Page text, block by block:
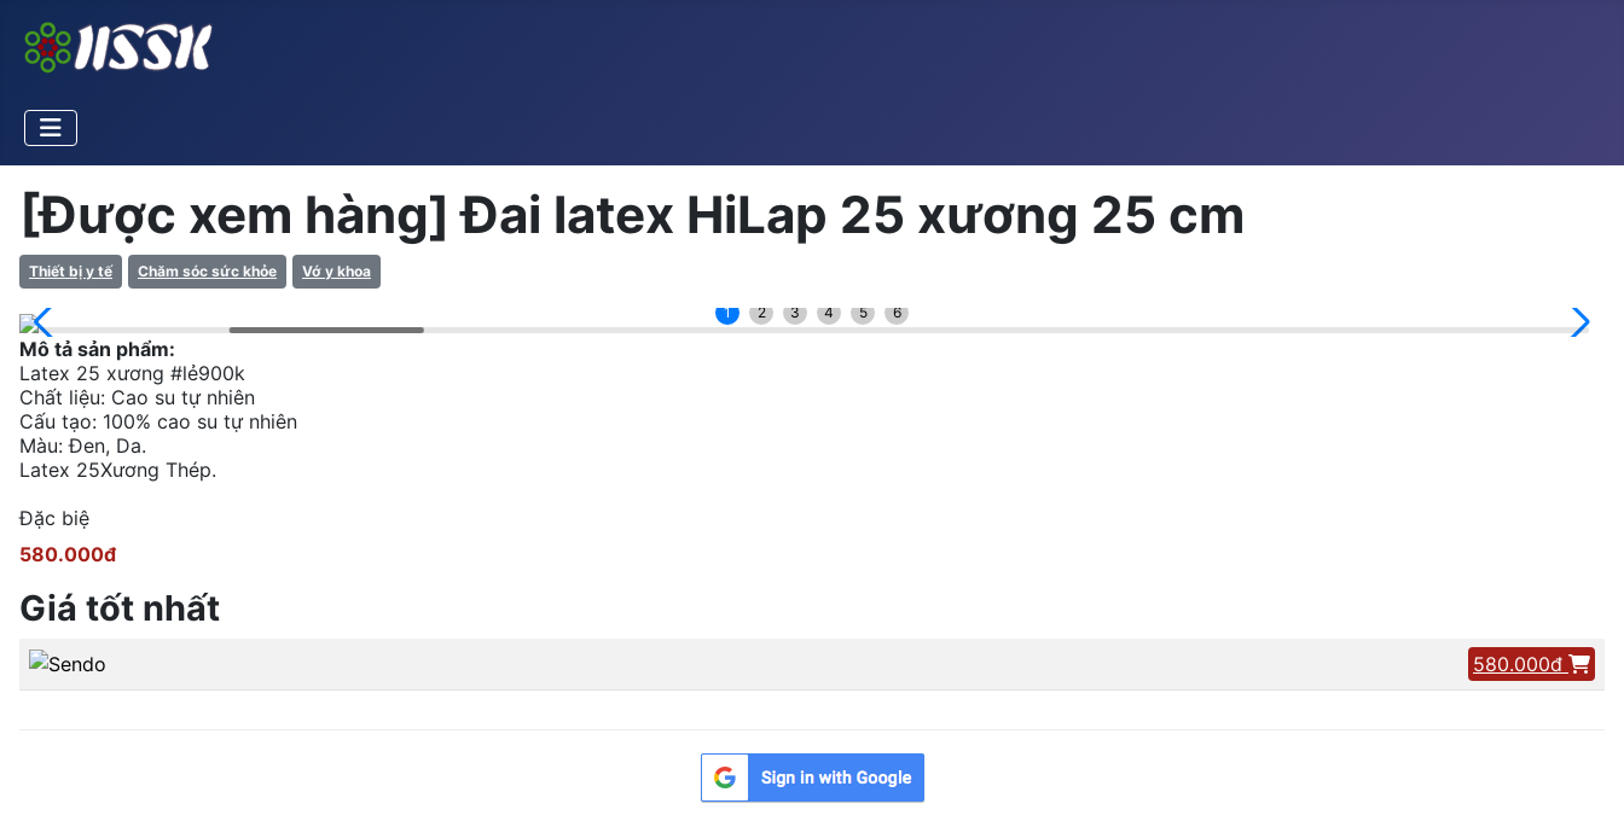
[Được xem hàng] Đai latex HiLap 25 xương 25 cm
Thiết bị y tế Chăm sóc sức khỏe Vớ y khoa
1 2 3 4 5 6
Mô tả sản phẩm:
Latex 25 xương #lẻ900k
Chất liệu: Cao su tự nhiên
Cấu tạo: 100% cao su tự nhiên
Màu: Đen, Da.
Latex 25Xương Thép.
Đặc biệ
580.000đ
Giá tốt nhất
580.000đ